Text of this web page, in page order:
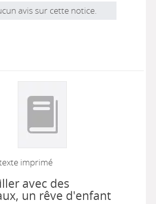
avis sur cette notice.
imprimé
avec des
un rêve d'enfant